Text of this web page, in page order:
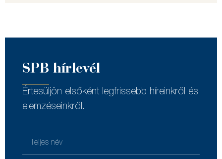
SPB hírlevél
Értesüljön elsőként legfrissebb híreinkről és
elemzéseinkről.